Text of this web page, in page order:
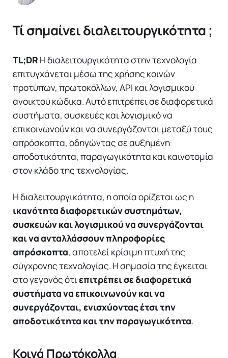
Τί σημαίνει διαλειτουργικότητα ;
TL;DR Η διαλειτουργικότητα στην τεχνολογία
επιτυγχάνεται μέσω της χρήσης κοινών
προτύπων, πρωτοκόλλων, API και λογισμικού
ανοικτού κώδικα. Αυτό επιτρέπει σε διαφορετικά
συστήματα, συσκευές και λογισμικό να
επικοινωνούν και να συνεργάζονται μεταξύ τους
απρόσκοπτα, οδηγώντας σε αυξημένη
αποδοτικότητα, παραγωγικότητα και καινοτομία
στον κλάδο της τεχνολογίας.
Η διαλειτουργικότητα, η οποία ορίζεται ως η
ικανότητα διαφορετικών συστημάτων,
συσκευών και λογισμικού να συνεργάζονται
και να ανταλλάσσουν πληροφορίες
απρόσκοπτα, αποτελεί κρίσιμη πτυχή της
σύγχρονης τεχνολογίας. Η σημασία της έγκειται
στο γεγονός ότιεπιτρέπει σε διαφορετικά
συστήματα να επικοινωνούν και να
συνεργάζονται, ενισχύοντας έτσι την
αποδοτικότητα και την παραγωγικότητα.
Κοινά Πρωτόκολλα